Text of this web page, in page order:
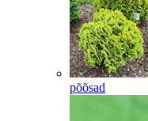
põõsad